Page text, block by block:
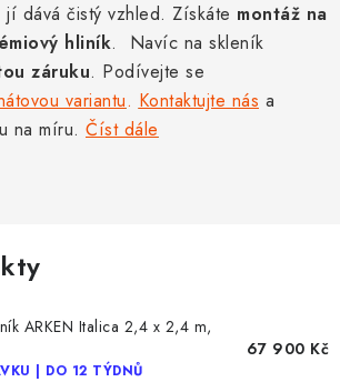
dává čistý vzhled. Získáte montáž na
hliník. Navíc na skleník
záruku. Podívejte se
variantu. Kontaktujte nás a
na míru. Číst dále
ARKEN Italica 2,4 x 2,4 m,
| DO 12 TÝDNŮ
67 900 Kč